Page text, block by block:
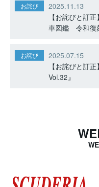
お詫び
2025.11.13
【お詫びと訂
車図鑑 令和復
お詫び
2025.07.15
【お詫びと訂
Vol.32』